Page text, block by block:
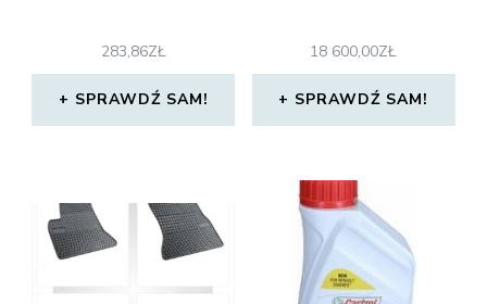
283,86ZŁ
SPRAWDŹ SAM!
18 600,00ZŁ
SPRAWDŹ SAM!